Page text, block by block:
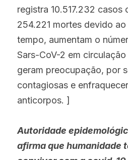
registra 10.517.232 casos
254.221 mortes devido
tempo, aumentam o
Sars-CoV-2 em
geram preocupação, por
contagiosas e
anticorpos. ]
Autoridade
afirma que humanidade